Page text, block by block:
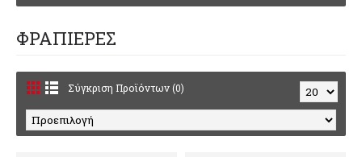
ΦΡΑΠΙΕΡΕΣ
Σύγκριση Προϊόντων (0)